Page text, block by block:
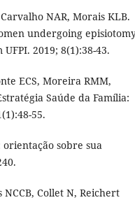
NAR, Morais KLB.
undergoing
2019; 8(1):38-43.
ECS, Moreira RMM,
Saúde da Família:
55.
sobre sua
NCCB, Collet N, Reichert